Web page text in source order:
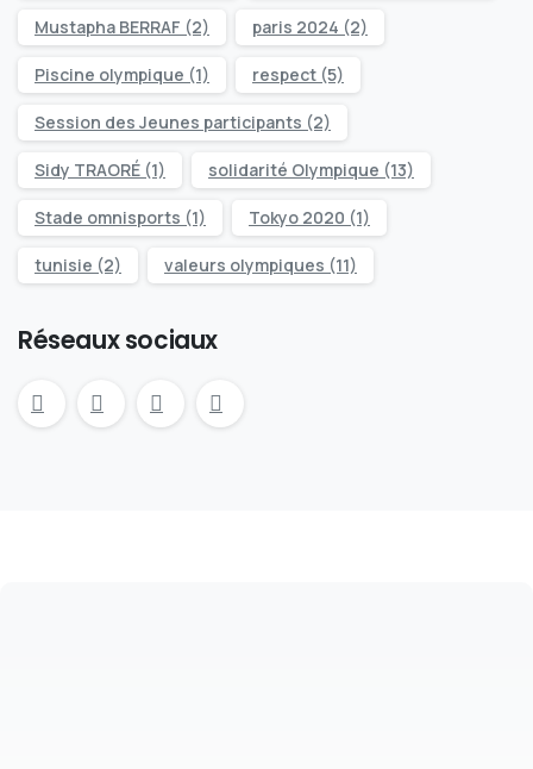
Mustapha BERRAF (2) paris 2024 (2)
Piscine olympique (1) respect (5)
Session des Jeunes participants (2)
Sidy TRAORÉ (1) solidarité Olympique (13)
Stade omnisports (1) Tokyo 2020 (1)
tunisie (2) valeurs olympiques (11)
Réseaux sociaux